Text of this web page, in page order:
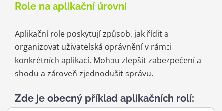
Role na aplikační úrovni
Aplikační role poskytují způsob, jak řídit a
organizovat uživatelská oprávnění v rámci
konkrétních aplikací. Mohou zlepšit zabezpečení a
shodu a zároveň zjednodušit správu.
Zde je obecný příklad aplikačních rolí: